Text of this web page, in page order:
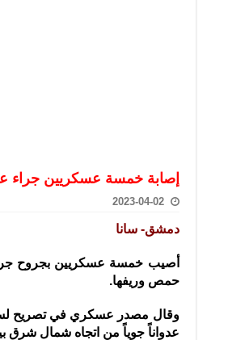
إصابة خمسة عسكريين جراء
2023-04-02
دمشق- سانا
أصيب خمسة عسكريين بجروح
حمص وريفها.
عدواناً جوياً من اتجاه شمال